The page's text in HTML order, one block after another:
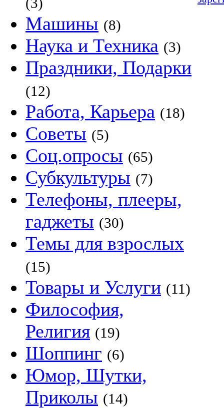
Машины (8)
Наука и Техника (3)
Праздники, Подарки
(12)
Работа, Карьера (18)
Советы (5)
Соц.опросы (65)
Субкультуры (7)
Телефоны, плееры,
гаджеты (30)
Темы для взрослых
(15)
Товары и Услуги (11)
Философия,
Религия (19)
Шоппинг (6)
Юмор, Шутки,
Приколы (14)